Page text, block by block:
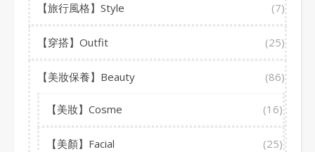
【旅行風格】Style (7)
【穿搭】Outfit (25)
【美妝保養】Beauty (86)
【美妝】Cosme (16)
【美顏】Facial (25)